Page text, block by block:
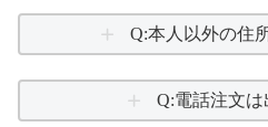
Q:本人以外の住
Q:電話注文は